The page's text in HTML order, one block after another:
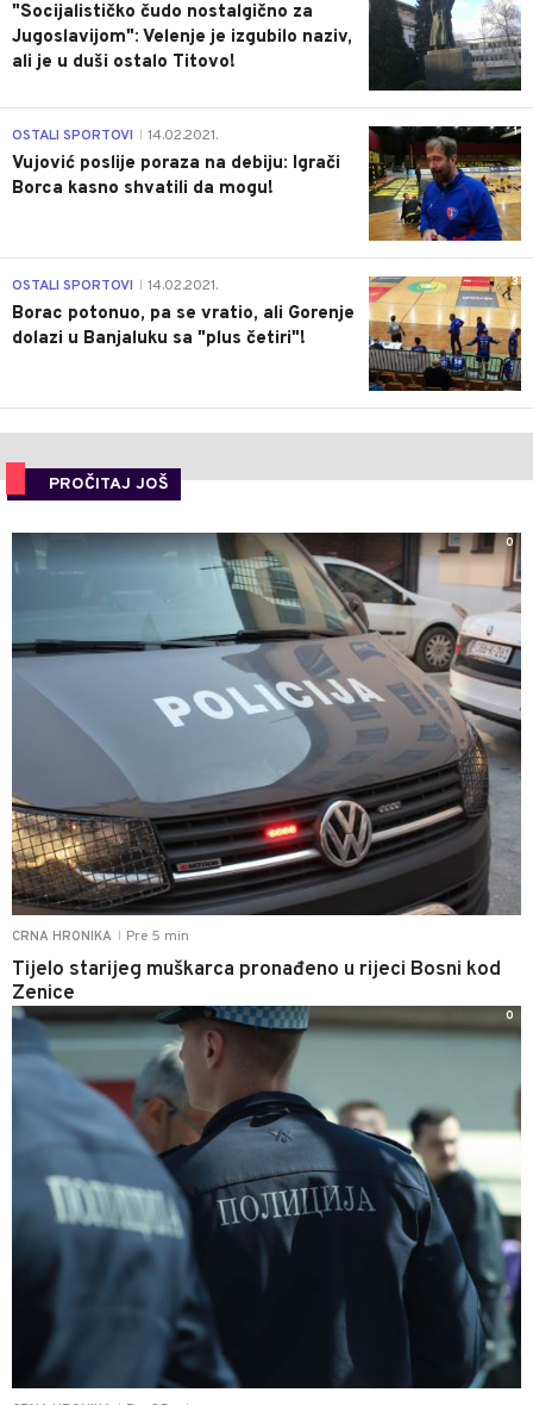
"Socijalističko čudo nostalgično za
Jugoslavijom": Velenje je izgubilo naziv,
ali je u duši ostalo Titovo!
1
OSTALI SPORTOVI 14.02.2021.
Vujović poslije poraza na debiju: Igrači
Borca kasno shvatili da mogu!
3
OSTALI SPORTOVI 14.02.2021.
Borac potonuo, pa se vratio, ali Gorenje
dolazi u Banjaluku sa "plus četiri"!
PROČITAJ JOŠ
CRNA HRONIKA Pre 5 min
Tijelo starijeg muškarca pronađeno u rijeci Bosni kod
Zenice
0
0